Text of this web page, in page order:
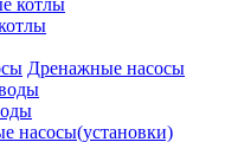
Дренажные насосы